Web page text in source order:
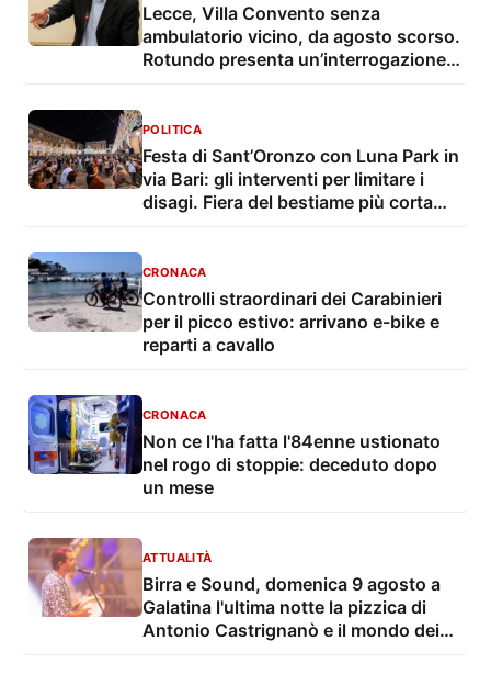
Lecce, Villa Convento senza
ambulatorio vicino, da agosto scorso.
Rotundo presenta un’interrogazione e
POLITICA
Festa di Sant’Oronzo con Luna Park in
via Bari: gli interventi per limitare i
disagi. Fiera del bestiame più corta
CRONACA
Controlli straordinari dei Carabinieri
per il picco estivo: arrivano e-bike e
reparti a cavallo
CRONACA
Non ce l'ha fatta l'84enne ustionato
nel rogo di stoppie: deceduto dopo
un mese
ATTUALITÀ
Birra e Sound, domenica 9 agosto a
Galatina l'ultima notte la pizzica di
Antonio Castrignanò e il mondo dei